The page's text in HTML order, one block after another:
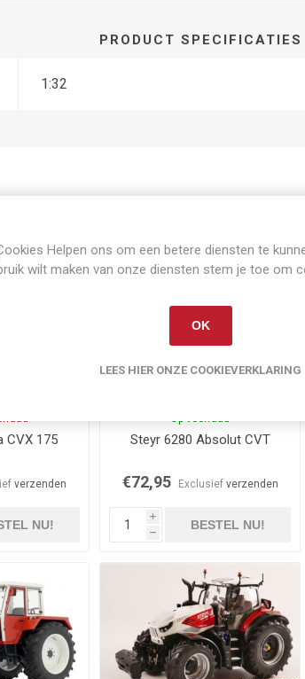
PRODUCT SPECIFICATIES
1:32
CVX 175
verzenden
NU!
Steyr 6280 Absolut CVT
€72,95 Exclusief verzenden
i
h
BESTEL NU!
Helpen ons om een betere diensten te
wilt maken van onze diensten stem je toe om
OK
LEES HIER ONZE COOKIEVERKLARING